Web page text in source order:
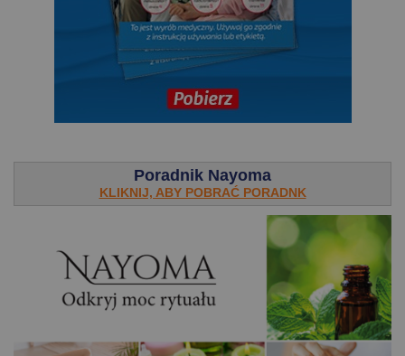
Poradnik Nayoma
KLIKNIJ, ABY POBRAĆ PORADNK